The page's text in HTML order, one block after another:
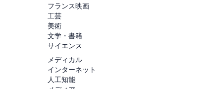
フランス映画
工芸
美術
文学・書籍
サイエンス
メディカル
インターネット
人工知能